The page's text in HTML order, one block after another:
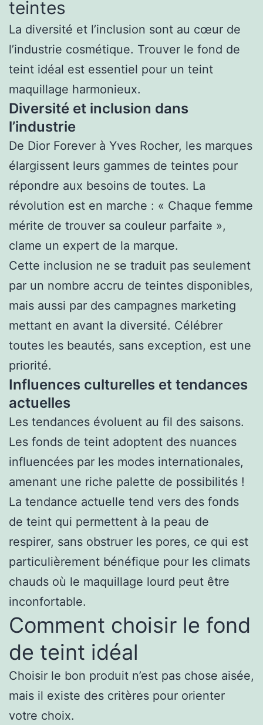
teintes
La diversité et l’inclusion sont au cœur de
l’industrie cosmétique. Trouver le fond de
teint idéal est essentiel pour un teint
maquillage harmonieux.
Diversité et inclusion dans
l’industrie
De Dior Forever à Yves Rocher, les marques
élargissent leurs gammes de teintes pour
répondre aux besoins de toutes. La
révolution est en marche : « Chaque femme
mérite de trouver sa couleur parfaite »,
clame un expert de la marque.
Cette inclusion ne se traduit pas seulement
par un nombre accru de teintes disponibles,
mais aussi par des campagnes marketing
mettant en avant la diversité. Célébrer
toutes les beautés, sans exception, est une
priorité.
Influences culturelles et tendances
actuelles
Les tendances évoluent au fil des saisons.
Les fonds de teint adoptent des nuances
influencées par les modes internationales,
amenant une riche palette de possibilités !
La tendance actuelle tend vers des fonds
de teint qui permettent à la peau de
respirer, sans obstruer les pores, ce qui est
particulièrement bénéfique pour les climats
chauds où le maquillage lourd peut être
inconfortable.
Comment choisir le fond
de teint idéal
Choisir le bon produit n’est pas chose aisée,
mais il existe des critères pour orienter
votre choix.